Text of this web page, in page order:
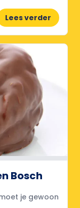
Lees verder
Bosch
je gewoon